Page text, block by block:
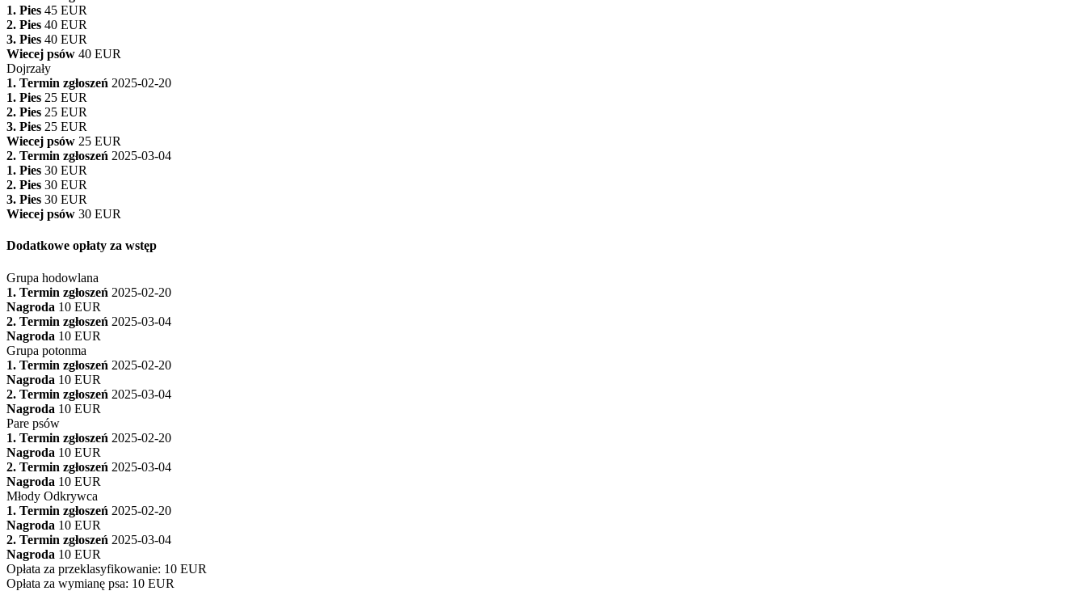
1. Pies 45 EUR
2. Pies 40 EUR
3. Pies 40 EUR
Wiecej psów 40 EUR
Dojrzały
1. Termin zgłoszeń 2025-02-20
1. Pies 25 EUR
2. Pies 25 EUR
3. Pies 25 EUR
Wiecej psów 25 EUR
2. Termin zgłoszeń 2025-03-04
1. Pies 30 EUR
2. Pies 30 EUR
3. Pies 30 EUR
Wiecej psów 30 EUR
Dodatkowe opłaty za wstęp
Grupa hodowlana
1. Termin zgłoszeń 2025-02-20
Nagroda 10 EUR
2. Termin zgłoszeń 2025-03-04
Nagroda 10 EUR
Grupa potonma
1. Termin zgłoszeń 2025-02-20
Nagroda 10 EUR
2. Termin zgłoszeń 2025-03-04
Nagroda 10 EUR
Pare psów
1. Termin zgłoszeń 2025-02-20
Nagroda 10 EUR
2. Termin zgłoszeń 2025-03-04
Nagroda 10 EUR
Młody Odkrywca
1. Termin zgłoszeń 2025-02-20
Nagroda 10 EUR
2. Termin zgłoszeń 2025-03-04
Nagroda 10 EUR
Opłata za przeklasyfikowanie: 10 EUR
Opłata za wymianę psa: 10 EUR